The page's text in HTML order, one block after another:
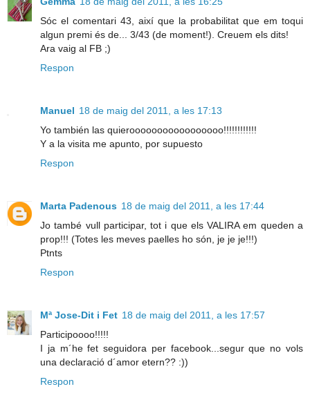
Sóc el comentari 43, així que la probabilitat que em toqui
algun premi és de... 3/43 (de moment!). Creuem els dits!
Ara vaig al FB ;)
Respon
Manuel 18 de maig del 2011, a les 17:13
Yo también las quierooooooooooooooooo!!!!!!!!!!!!
Y a la visita me apunto, por supuesto
Respon
Marta Padenous 18 de maig del 2011, a les 17:44
Jo també vull participar, tot i que els VALIRA em queden a
prop!!! (Totes les meves paelles ho són, je je je!!!)
Ptnts
Respon
Mª Jose-Dit i Fet 18 de maig del 2011, a les 17:57
Participoooo!!!!!
I ja m´he fet seguidora per facebook...segur que no vols
una declaració d´amor etern?? :))
Respon